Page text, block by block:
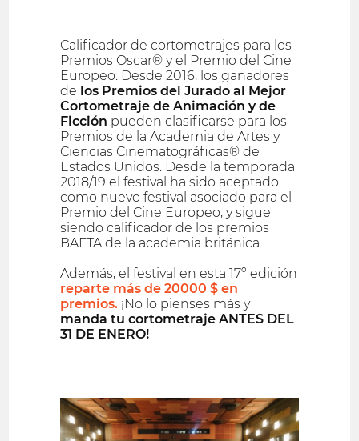
Calificador de cortometrajes para los
Premios Oscar® y el Premio del Cine
Europeo: Desde 2016, los ganadores
de los Premios del Jurado al Mejor
Cortometraje de Animación y de
Ficción pueden clasificarse para los
Premios de la Academia de Artes y
Ciencias Cinematográficas® de
Estados Unidos. Desde la temporada
2018/19 el festival ha sido aceptado
como nuevo festival asociado para el
Premio del Cine Europeo, y sigue
siendo calificador de los premios
BAFTA de la academia británica.
Además, el festival en esta 17º edición
reparte más de 20000 $ en
premios. ¡No lo pienses más y
manda tu cortometraje ANTES DEL
31 DE ENERO!